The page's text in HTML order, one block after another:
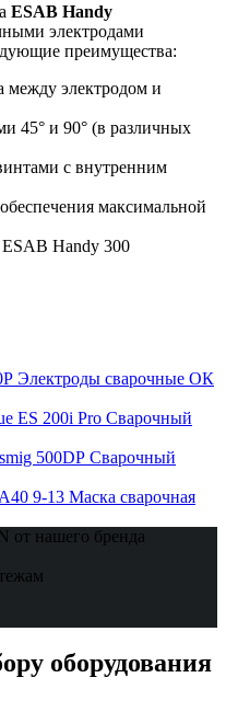
ESAB Handy
электродами
преимущества:
между электродом и
45° и 90° (в различных
с внутренним
максимальной
Handy 300
Электроды сварочные ОК
Сварочный
Сварочный
Маска сварочная
от нашего бренда
оборудования